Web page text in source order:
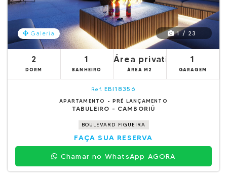
Galeria 1 / 23
2
DORM
1
BANHEIRO
Área privativa 62.76m²
ÁREA M2
1
GARAGEM
Ref. EBI18356
APARTAMENTO - PRÉ LANÇAMENTO
TABULEIRO - CAMBORIÚ
BOULEVARD FIGUEIRA
FAÇA SUA RESERVA
Chamar no WhatsApp AGORA